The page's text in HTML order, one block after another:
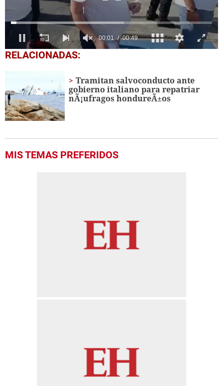
0
seconds
seconds
00:02 00:49
RELACIONADAS:
Tramitan salvoconducto ante
gobierno italiano para repatriar
nÃ¡ufragos hondureÃ±os
MIS TEMAS PREFERIDOS